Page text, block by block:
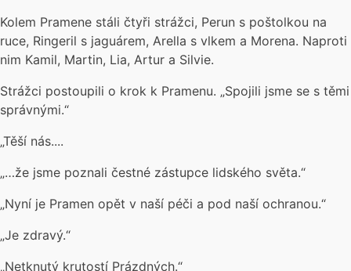
Kolem Pramene stáli čtyři strážci, Perun s poštolkou na
ruce, Ringeril s jaguárem, Arella s vlkem a Morena. Naproti
nim Kamil, Martin, Lia, Artur a Silvie.
Strážci postoupili o krok k Pramenu. „Spojili jsme se s těmi
správnými.“
„Těší nás....
„…že jsme poznali čestné zástupce lidského světa.“
„Nyní je Pramen opět v naší péči a pod naší ochranou.“
„Je zdravý.“
„Netknutý krutostí Prázdných.“